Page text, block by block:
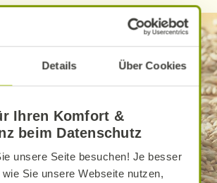
Details Über Cookies
Ihren Komfort &
beim Datenschutz
unsere Seite besuchen! Je besser
Sie unsere Webseite nutzen,